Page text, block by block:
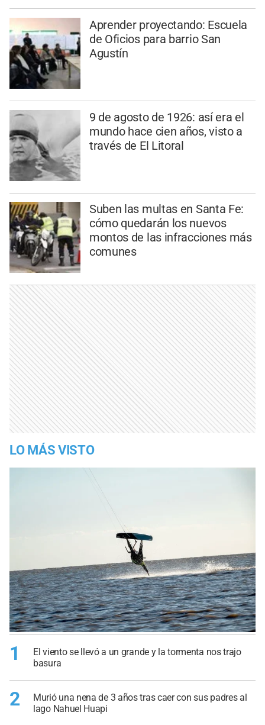
Aprender proyectando: Escuela
de Oficios para barrio San
Agustín
9 de agosto de 1926: así era el
mundo hace cien años, visto a
través de El Litoral
Suben las multas en Santa Fe:
cómo quedarán los nuevos
montos de las infracciones más
comunes
LO MÁS VISTO
1
El viento se llevó a un grande y la tormenta nos trajo
basura
2
Murió una nena de 3 años tras caer con sus padres al
lago Nahuel Huapi